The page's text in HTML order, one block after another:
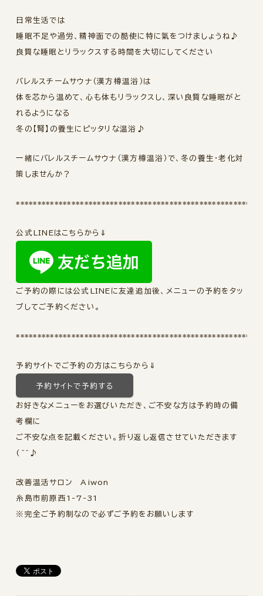
日常生活では
睡眠不足や過労、精神面での酷使に特に氣をつけましょうね♪
良質な睡眠とリラックスする時間を大切にしてください
バレルスチームサウナ（漢方樽温浴）は
体を芯から温めて、心も体もリラックスし、深い良質な睡眠がと
れるようになる
冬の【腎】の養生にピッタリな温浴♪
一緒にバレルスチームサウナ（漢方樽温浴）で、冬の養生・老化対
策しませんか？
公式LINEはこちらから⇓
ご予約の際には公式LINEに友達追加後、メニューの予約をタッ
プしてご予約ください。
**********************************************************
予約サイトでご予約の方はこちらから⇓
予約サイトで予約する
お好きなメニューをお選びいただき、ご不安な方は予約時の備
考欄に
ご不安な点を記載ください。折り返し返信させていただきます
(^^♪
改善温活サロン Aiwon
糸島市前原西1-7-31
※完全ご予約制なので必ずご予約をお願いします